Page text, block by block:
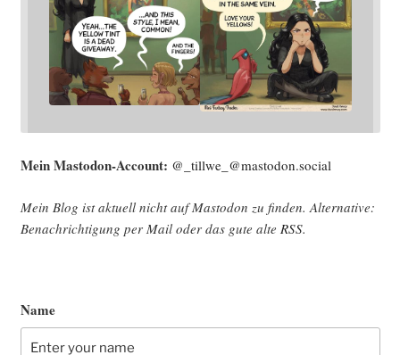
Mein Mast­o­don-Account: @_tillwe_@mastodon.social
Mein Blog ist aktu­ell nicht auf Mast­o­don zu fin­den. Alter­na­ti­ve:
Benach­rich­ti­gung per Mail oder das gute alte RSS.
Name